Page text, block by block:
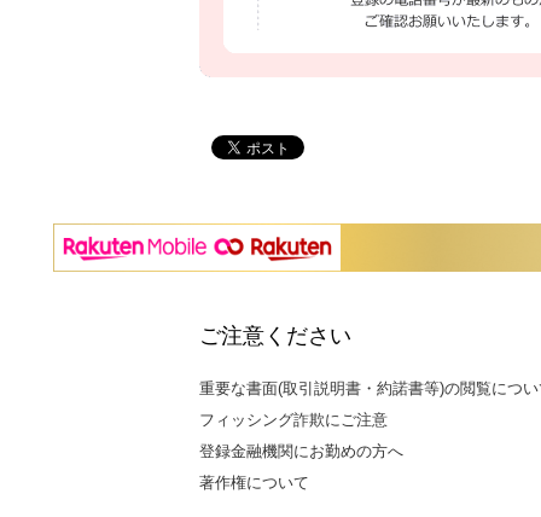
ご注意ください
重要な書面(取引説明書・約諾書等)の閲覧につ
フィッシング詐欺にご注意
登録金融機関にお勤めの方へ
著作権について